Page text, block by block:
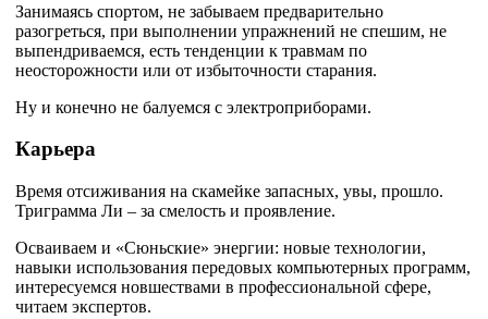
Занимаясь спортом, не забываем предварительно
разогреться, при выполнении упражнений не спешим, не
выпендриваемся, есть тенденции к травмам по
неосторожности или от избыточности старания.
Ну и конечно не балуемся с электроприборами.
Карьера
Время отсиживания на скамейке запасных, увы, прошло.
Триграмма Ли – за смелость и проявление.
Осваиваем и «Сюньские» энергии: новые технологии,
навыки использования передовых компьютерных программ,
интересуемся новшествами в профессиональной сфере,
читаем экспертов.